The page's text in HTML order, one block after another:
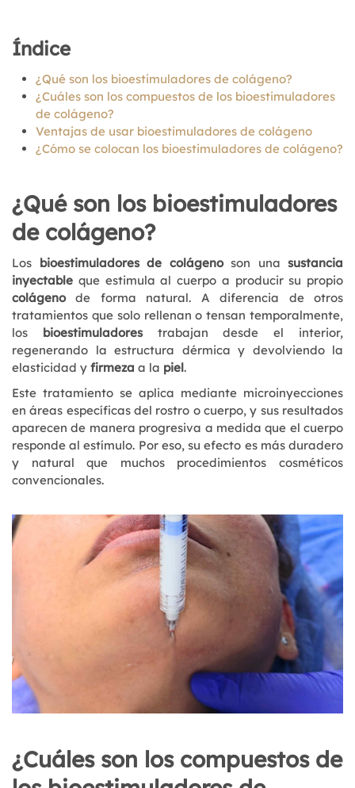
Índice
¿Qué son los bioestimuladores de colágeno?
¿Cuáles son los compuestos de los bioestimuladores
de colágeno?
Ventajas de usar bioestimuladores de colágeno
¿Cómo se colocan los bioestimuladores de colágeno?
¿Qué son los bioestimuladores
de colágeno?
Los bioestimuladores de colágenoson una sustancia
inyectable que estimula al cuerpo a producir su propio
colágenode forma natural. A diferencia de otros
tratamientos que solo rellenan o tensan temporalmente,
los bioestimuladorestrabajan desde el interior,
regenerando la estructura dérmica y devolviendo la
elasticidad y firmeza a la piel.
Este tratamiento se aplica mediante microinyecciones
en áreas específicas del rostro o cuerpo, y sus resultados
aparecen de manera progresiva a medida que el cuerpo
responde al estímulo. Por eso, su efecto es más duradero
y natural que muchos procedimientos cosméticos
convencionales.
¿Cuáles son los compuestos de